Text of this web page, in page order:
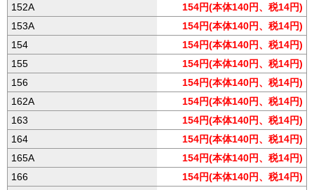
152A
154円(本体140円、税14円)
153A
154円(本体140円、税14円)
154
154円(本体140円、税14円)
155
154円(本体140円、税14円)
156
154円(本体140円、税14円)
162A
154円(本体140円、税14円)
163
154円(本体140円、税14円)
164
154円(本体140円、税14円)
165A
154円(本体140円、税14円)
166
154円(本体140円、税14円)